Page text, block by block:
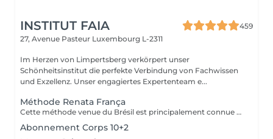
INSTITUT FAIA
459
27, Avenue Pasteur Luxembourg L-2311
Im Herzen von Limpertsberg verkörpert unser
Schönheitsinstitut die perfekte Verbindung von Fachwissen
und Exzellenz. Unser engagiertes Expertenteam e...
Méthode Renata França
Cette méthode venue du Brésil est principalement connue pour son massage lymphatique manuel drainant mais ce compose en réalité de 3 techniques différentes ! En effet la méthode Renata Franca, est une méthode revisité du drainage lymphatique traditionnel. La méthode devient une version plus tonique et plus ciblée du drainage lymphatique connu et pratiqué jusqu'à ce jour. Grâce à ces gestes toniques et fermes, ces pompages réguliers et un rythme plus rapide, il semblerait que la méthode Renata Franca permette d'obtenir des résultats plus rapides et visuellement impressionnants.
Abonnement Corps 10+2